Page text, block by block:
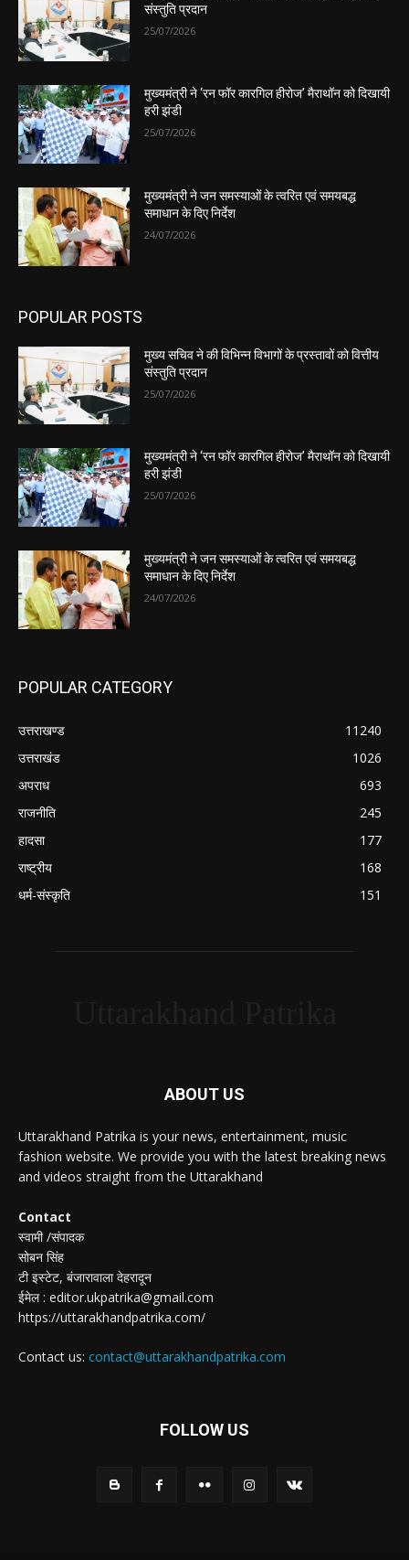
संस्तुति प्रदान
25/07/2026
मुख्यमंत्री ने ‘रन फॉर कारगिल हीरोज’ मैराथॉन को दिखायी
हरी झंडी
25/07/2026
मुख्यमंत्री ने जन समस्याओं के त्वरित एवं समयबद्ध
समाधान के दिए निर्देश
24/07/2026
POPULAR POSTS
मुख्य सचिव ने की विभिन्न विभागों के प्रस्तावों को वित्तीय
संस्तुति प्रदान
25/07/2026
मुख्यमंत्री ने ‘रन फॉर कारगिल हीरोज’ मैराथॉन को दिखायी
हरी झंडी
25/07/2026
मुख्यमंत्री ने जन समस्याओं के त्वरित एवं समयबद्ध
समाधान के दिए निर्देश
24/07/2026
POPULAR CATEGORY
उत्तराखण्ड
11240
उत्तराखंड
1026
अपराध
693
राजनीति
245
हादसा
177
राष्ट्रीय
168
धर्म-संस्कृति
151
ABOUT US
Uttarakhand Patrika is your news, entertainment, music
fashion website. We provide you with the latest breaking news
and videos straight from the Uttarakhand
Contact
स्वामी /संपादक
सोबन सिंह
टी इस्टेट, बंजारावाला देहरादून
ईमेल : editor.ukpatrika@gmail.com
https://uttarakhandpatrika.com/
Contact us: contact@uttarakhandpatrika.com
FOLLOW US